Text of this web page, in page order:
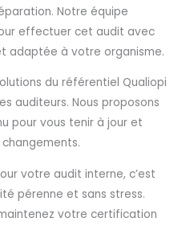
Notre équipe
effectuer cet audit avec
adaptée à votre organisme.
du référentiel Qualiopi
auditeurs. Nous proposons
pour vous tenir à jour et
votre audit interne, c’est
pérenne et sans stress.
votre certification